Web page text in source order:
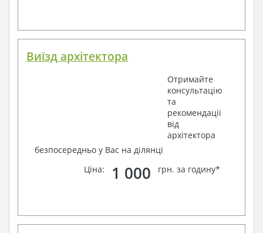
Виїзд архітектора
Отримайте
консультацію
та
рекомендації
від
архітектора
безпосередньо у Вас на ділянці
Ціна:
1 000 грн. за годину*